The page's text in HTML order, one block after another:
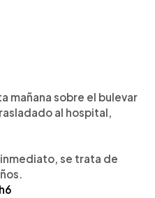
mañana sobre el bulevar
al hospital,
se trata de